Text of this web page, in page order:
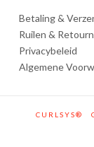
Betaling &
Ruilen &
Privacybeleid
Algemene
CURLSYS®